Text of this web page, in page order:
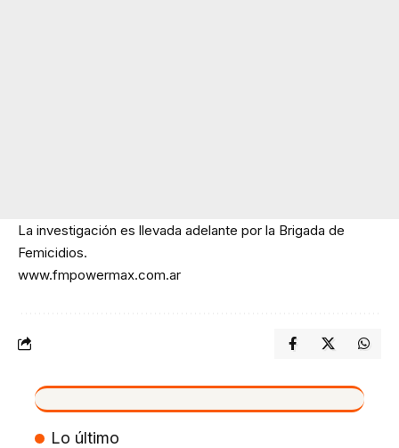
La investigación es llevada adelante por la Brigada de
Femicidios.
www.fmpowermax.com.ar
VIVO
Lo último